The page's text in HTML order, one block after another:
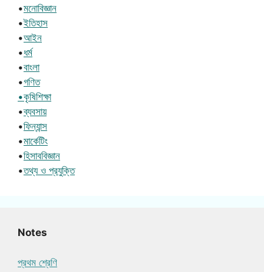
•মনোবিজ্ঞান
•ইতিহাস
•আইন
•ধর্ম
•বাংলা
•গণিত
•কৃষিশিক্ষা
•ব্যবসায়
•ফিন্যান্স
•মার্কেটিং
•হিসাববিজ্ঞান
•তথ্য ও প্রযুক্তি
Notes
প্রথম শ্রেণি